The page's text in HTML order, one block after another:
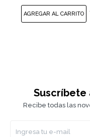
Recibe todas las